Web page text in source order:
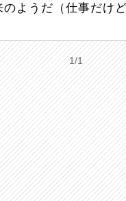
ようだ（仕事だけ
1/1